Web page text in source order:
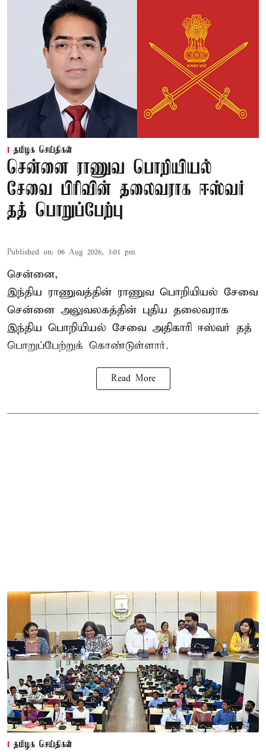
தமிழக செய்திகள்
சென்னை ராணுவ பொறியியல்
சேவை பிரிவின் தலைவராக ஈஸ்வர்
தத் பொறுப்பேற்பு
Published on: 06 Aug 2026, 3:01 pm
சென்னை,
இந்திய ராணுவத்தின் ராணுவ பொறியியல் சேவை
சென்னை அலுவலகத்தின் புதிய தலைவராக
இந்திய பொறியியல் சேவை அதிகாரி ஈஸ்வர் தத்
பொறுப்பேற்றுக் கொண்டுள்ளார்.
Read More
தமிழக செய்திகள்